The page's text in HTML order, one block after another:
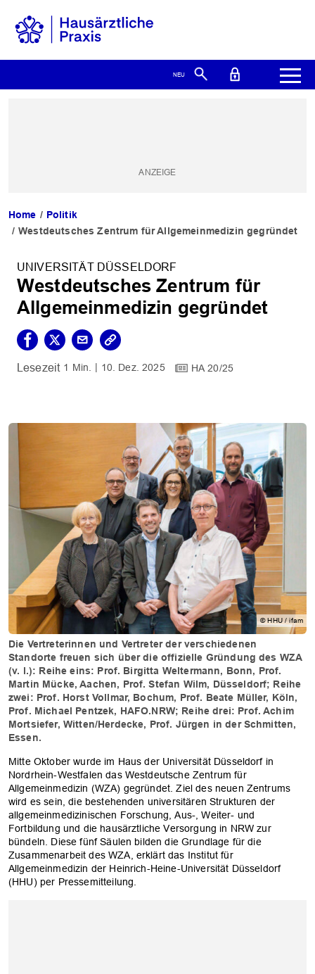
Home
Politik
Westdeutsches Zentrum für Allgemeinmedizin gegründet
UNIVERSITÄT DÜSSELDORF
Westdeutsches Zentrum für
Allgemeinmedizin gegründet
1 Min. 10. Dez. 2025 HA 20/25
© HHU / ifam
Die Vertreterinnen und Vertreter der verschiedenen
Standorte freuen sich über die offizielle Gründung des WZA
(v. l.): Reihe eins: Prof. Birgitta Weltermann, Bonn, Prof.
Martin Mücke, Aachen, Prof. Stefan Wilm, Düsseldorf; Reihe
zwei: Prof. Horst Vollmar, Bochum, Prof. Beate Müller, Köln,
Prof. Michael Pentzek, HAFO.NRW; Reihe drei: Prof. Achim
Mortsiefer, Witten/Herdecke, Prof. Jürgen in der Schmitten,
Essen.
Mitte Oktober wurde im Haus der Universität Düsseldorf in
Nordrhein-Westfalen das Westdeutsche Zentrum für
Allgemeinmedizin (WZA) gegründet. Ziel des neuen Zentrums
wird es sein, die bestehenden universitären Strukturen der
allgemeinmedizinischen Forschung, Aus-, Weiter- und
Fortbildung und die hausärztliche Versorgung in NRW zur
bündeln. Diese fünf Säulen bilden die Grundlage für die
Zusammenarbeit des WZA, erklärt das Institut für
Allgemeinmedizin der Heinrich-Heine-Universität Düsseldorf
(HHU) per Pressemitteilung.